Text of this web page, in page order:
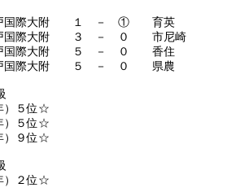
国際大附 １ － ① 育英
国際大附 ３ － ０ 市尼崎
国際大附 ５ － ０ 香住
国際大附 ５ － ０ 県農
）５位☆
）５位☆
）９位☆
）２位☆